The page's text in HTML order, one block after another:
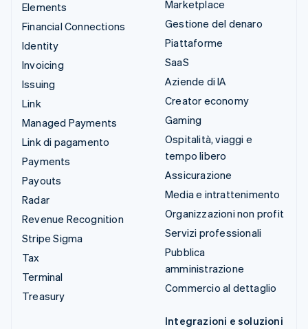
Elements
Financial Connections
Identity
Invoicing
Issuing
Link
Managed Payments
Link di pagamento
Payments
Payouts
Radar
Revenue Recognition
Stripe Sigma
Tax
Terminal
Treasury
Marketplace
Gestione del denaro
Piattaforme
SaaS
Aziende di IA
Creator economy
Gaming
Ospitalità, viaggi e
tempo libero
Assicurazione
Media e intrattenimento
Organizzazioni non profit
Servizi professionali
Pubblica
amministrazione
Commercio al dettaglio
Integrazioni e soluzioni